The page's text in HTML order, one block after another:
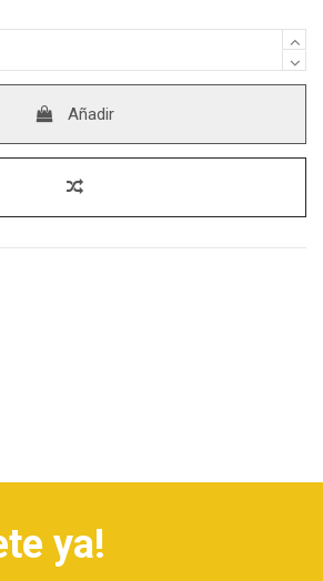
Añadir
ya!